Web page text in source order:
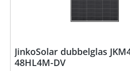
JinkoSolar dubbelglas
48HL4M-DV